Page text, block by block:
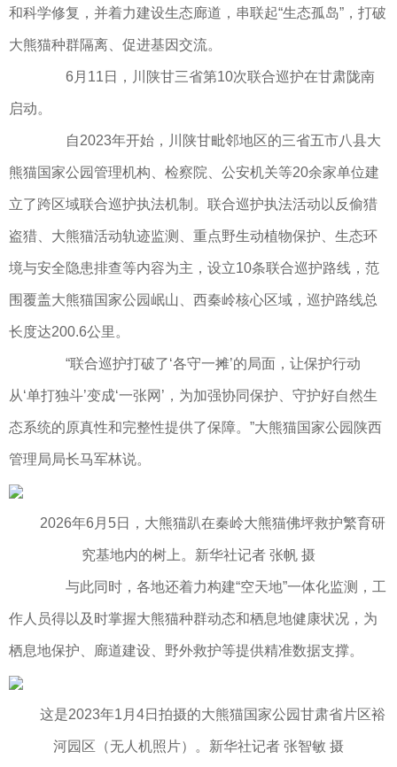
和科学修复，并着力建设生态廊道，串联起“生态孤岛”，打破
大熊猫种群隔离、促进基因交流。
6月11日，川陕甘三省第10次联合巡护在甘肃陇南
启动。
自2023年开始，川陕甘毗邻地区的三省五市八县大
熊猫国家公园管理机构、检察院、公安机关等20余家单位建
立了跨区域联合巡护执法机制。联合巡护执法活动以反偷猎
盗猎、大熊猫活动轨迹监测、重点野生动植物保护、生态环
境与安全隐患排查等内容为主，设立10条联合巡护路线，范
围覆盖大熊猫国家公园岷山、西秦岭核心区域，巡护路线总
长度达200.6公里。
“联合巡护打破了‘各守一摊’的局面，让保护行动
从‘单打独斗’变成‘一张网’，为加强协同保护、守护好自然生
态系统的原真性和完整性提供了保障。”大熊猫国家公园陕西
管理局局长马军林说。
2026年6月5日，大熊猫趴在秦岭⼤熊猫佛坪救护繁育研
究基地内的树上。新华社记者 张帆 摄
与此同时，各地还着力构建“空天地”一体化监测，工
作人员得以及时掌握大熊猫种群动态和栖息地健康状况，为
栖息地保护、廊道建设、野外救护等提供精准数据支撑。
这是2023年1月4日拍摄的大熊猫国家公园甘肃省片区裕
河园区（无人机照片）。新华社记者 张智敏 摄